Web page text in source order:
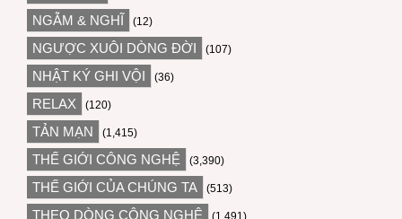
NGẪM & NGHĨ (12)
NGƯỢC XUÔI DÒNG ĐỜI (107)
NHẬT KÝ GHI VỘI (36)
RELAX (120)
TẢN MẠN (1,415)
THẾ GIỚI CÔNG NGHỆ (3,390)
THẾ GIỚI CỦA CHÚNG TA (513)
THEO DÒNG CÔNG NGHỆ (1,491)